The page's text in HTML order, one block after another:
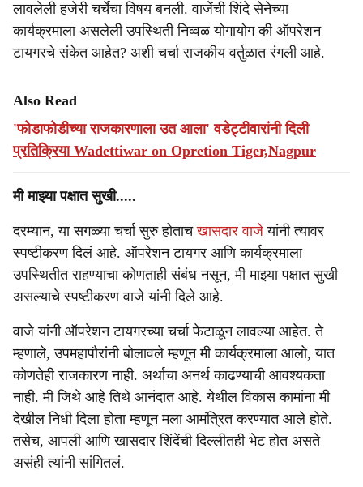
लावलेली हजेरी चर्चेचा विषय बनली. वाजेंची शिंदे सेनेच्या
कार्यक्रमाला असलेली उपस्थिती निव्वळ योगायोग की ऑपरेशन
टायगरचे संकेत आहेत? अशी चर्चा राजकीय वर्तुळात रंगली आहे.
Also Read
'फोडाफोडीच्या राजकारणाला उत आला' वडेट्टीवारांनी दिली
प्रतिक्रिया Wadettiwar on Opretion Tiger,Nagpur
मी माझ्या पक्षात सुखी.....
दरम्यान, या सगळ्या चर्चा सुरु होताचखासदार वाजेयांनी त्यावर
स्पष्टीकरण दिलं आहे. ऑपरेशन टायगर आणि कार्यक्रमाला
उपस्थितीत राहण्याचा कोणताही संबंध नसून, मी माझ्या पक्षात सुखी
असल्याचे स्पष्टीकरण वाजे यांनी दिले आहे.
वाजे यांनी ऑपरेशन टायगरच्या चर्चा फेटाळून लावल्या आहेत. ते
म्हणाले, उपमहापौरांनी बोलावले म्हणून मी कार्यक्रमाला आलो, यात
कोणतेही राजकारण नाही. अर्थाचा अनर्थ काढण्याची आवश्यकता
नाही. मी जिथे आहे तिथे आनंदात आहे. येथील विकास कामांना मी
देखील निधी दिला होता म्हणून मला आमंत्रित करण्यात आले होते.
तसेच, आपली आणि खासदार शिंदेंची दिल्लीतही भेट होत असते
असंही त्यांनी सांगितलं.